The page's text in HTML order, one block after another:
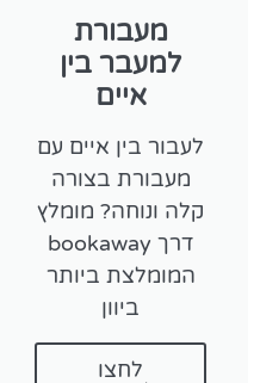
מעבורת
למעבר בין
איים
לעבור בין איים עם
מעבורת בצורה
קלה ונוחה? מומלץ
דרך bookaway
המומלצת ביותר
ביוון
לחצו